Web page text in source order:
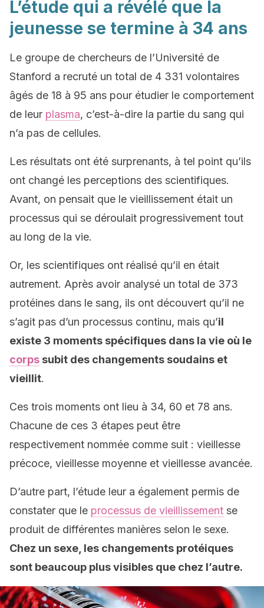
L’étude qui a révélé que la
jeunesse se termine à 34 ans
Le groupe de chercheurs de l’Université de
Stanford a recruté un total de 4 331 volontaires
âgés de 18 à 95 ans pour étudier le comportement
de leur plasma, c’est-à-dire la partie du sang qui
n’a pas de cellules.
Les résultats ont été surprenants, à tel point qu’ils
ont changé les perceptions des scientifiques.
Avant, on pensait que le vieillissement était un
processus qui se déroulait progressivement tout
au long de la vie.
Or, les scientifiques ont réalisé qu’il en était
autrement. Après avoir analysé un total de 373
protéines dans le sang, ils ont découvert qu’il ne
s’agit pas d’un processus continu, mais qu’il
existe 3 moments spécifiques dans la vie où le
corps subit des changements soudains et
vieillit.
Ces trois moments ont lieu à 34, 60 et 78 ans.
Chacune de ces 3 étapes peut être
respectivement nommée comme suit : vieillesse
précoce, vieillesse moyenne et vieillesse avancée.
D’autre part, l’étude leur a également permis de
constater que le processus de vieillissement se
produit de différentes manières selon le sexe.
Chez un sexe, les changements protéiques
sont beaucoup plus visibles que chez l’autre.